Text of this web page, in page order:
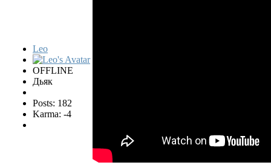
Leo
OFFLINE
Дьяк
Posts: 182
Karma: -4